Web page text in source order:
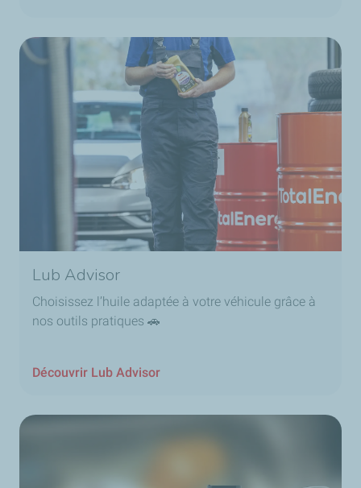
Lub Advisor
Choisissez l’huile adaptée à votre véhicule grâce à
nos outils pratiques 🚗
Découvrir Lub Advisor